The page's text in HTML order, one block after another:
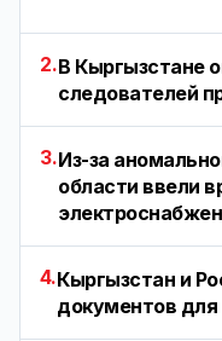
2.В Кыргызстане
следователей
3.Из-за
области ввели
4.Кыргызстан и
документов